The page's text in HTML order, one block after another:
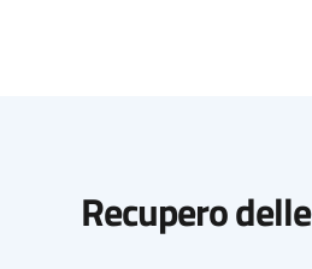
Recupero